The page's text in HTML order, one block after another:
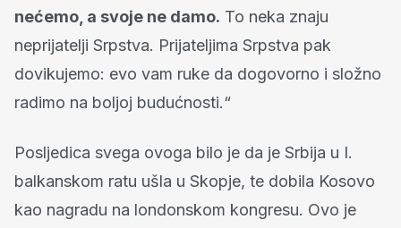
nećemo, a svoje ne damo. To neka znaju
neprijatelji Srpstva. Prijateljima Srpstva pak
dovikujemo: evo vam ruke da dogovorno i složno
radimo na boljoj budućnosti.“
Posljedica svega ovoga bilo je da je Srbija u I.
balkanskom ratu ušla u Skopje, te dobila Kosovo
kao nagradu na londonskom kongresu. Ovo je